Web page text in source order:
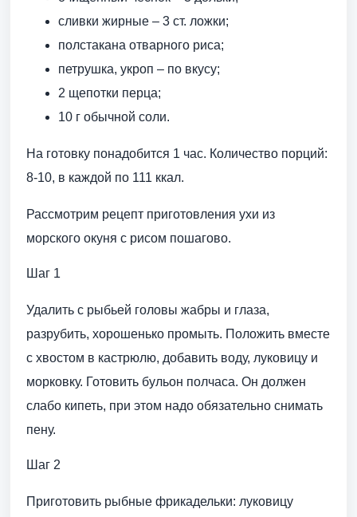
сливки жирные – 3 ст. ложки;
полстакана отварного риса;
петрушка, укроп – по вкусу;
2 щепотки перца;
10 г обычной соли.
На готовку понадобится 1 час. Количество порций:
8-10, в каждой по 111 ккал.
Рассмотрим рецепт приготовления ухи из
морского окуня с рисом пошагово.
Шаг 1
Удалить с рыбьей головы жабры и глаза,
разрубить, хорошенько промыть. Положить вместе
с хвостом в кастрюлю, добавить воду, луковицу и
морковку. Готовить бульон полчаса. Он должен
слабо кипеть, при этом надо обязательно снимать
пену.
Шаг 2
Приготовить рыбные фрикадельки: луковицу